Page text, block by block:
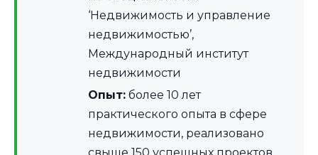
‘Недвижимость и управление
недвижимостью’,
Международный институт
недвижимости
Опыт: более 10 лет
практического опыта в сфере
недвижимости, реализовано